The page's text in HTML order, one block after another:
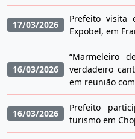
17/03/2026
Prefeito visita
Expobel, em
16/03/2026
“Marmeleiro
verdadeiro
em reunião
16/03/2026
Prefeito
turismo em